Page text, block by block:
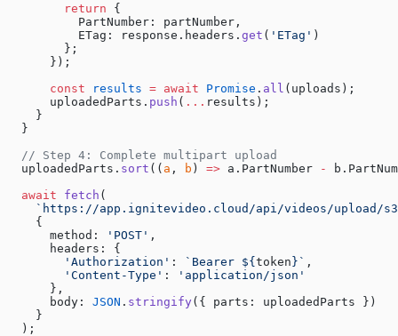
        return
{
          PartNumber: partNumber,
          ETag: response.headers.
get ( 'ETag' )
        };
      });
      const
results = await Promise . all (uploads);
      uploadedParts.
push ( ... results);
    }
  }
  // Step 4: Complete multipart upload
  uploadedParts.
sort (( a , b ) => a.PartNumber -
  await
fetch (
`https://app.ignitevideo.cloud/api/videos/upload/
    {
      method:
'POST' ,
      headers: {
        'Authorization'
: `Bearer ${token}` ,
        'Content-Type'
:
'application/json'
      },
      body:
JSON . stringify({ parts: uploadedParts })
    }
  );